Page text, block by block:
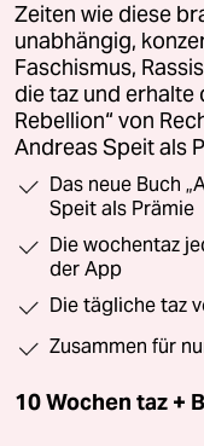
Zeiten wie diese
unabhängig,
Faschismus,
die taz und erhalte
Rebellion“ von
Andreas Speit als
Das neue Buch
Speit als Prämie
Die wochentaz
der App
Die tägliche taz
Zusammen für
10 Wochen taz +